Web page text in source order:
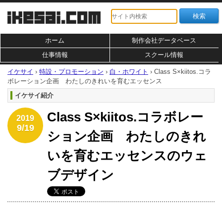
ホーム
制作会社データベース
仕事情報
スクール情報
イケサイ › 特設・プロモーション › 白・ホワイト › Class S×kiitos.コラ
ボレーション企画 わたしのきれいを育むエッセンス
イケサイ紹介
2019
9/19
Class S×kiitos.コラボレー
ション企画 わたしのきれ
いを育むエッセンスのウェ
ブデザイン